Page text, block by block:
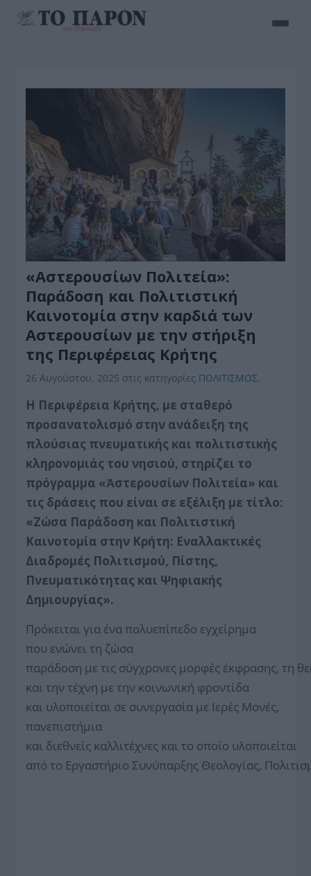
«Αστερουσίων Πολιτεία»:
Παράδοση και Πολιτιστική
Καινοτομία στην καρδιά των
Αστερουσίων με την στήριξη
της Περιφέρειας Κρήτης
26 Αυγούστου, 2025 στις κατηγορίες ΠΟΛΙΤΙΣΜΟΣ,
Η Περιφέρεια Κρήτης, με σταθερό
προσανατολισμό στην ανάδειξη της
πλούσιας πνευματικής και πολιτιστικής
κληρονομιάς του νησιού, στηρίζει το
πρόγραμμα «Ἀστερουσίων Πολιτεία» και
τις δράσεις που είναι σε εξέλιξη με τίτλο:
«Ζώσα Παράδοση και Πολιτιστική
Καινοτομία στην Κρήτη: Εναλλακτικές
Διαδρομές Πολιτισμού, Πίστης,
Πνευματικότητας και Ψηφιακής
Δημιουργίας».
Πρόκειται για ένα πολυεπίπεδο εγχείρημα
που ενώνει τη ζώσα
παράδοση με τις σύγχρονες μορφές έκφρασης, τη
και την τέχνη με την κοινωνική φροντίδα
και υλοποιείται σε συνεργασία με Ιερές Μονές,
πανεπιστήμια
και διεθνείς καλλιτέχνες και το οποίο υλοποιείται
από το Εργαστήριο Συνύπαρξης Θεολογίας,